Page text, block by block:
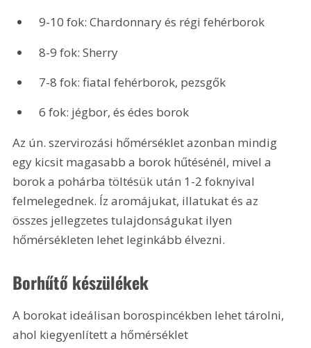
9-10 fok: Chardonnary és régi fehérborok
8-9 fok: Sherry
7-8 fok: fiatal fehérborok, pezsgők
6 fok: jégbor, és édes borok
Az ún. szervirozási hőmérséklet azonban mindig
egy kicsit magasabb a borok hűtésénél, mivel a
borok a pohárba töltésük után 1-2 foknyival
felmelegednek. Íz aromájukat, illatukat és az
összes jellegzetes tulajdonságukat ilyen
hőmérsékleten lehet leginkább élvezni.
Borhűtő készülékek
A borokat ideálisan borospincékben lehet tárolni,
ahol kiegyenlített a hőmérséklet